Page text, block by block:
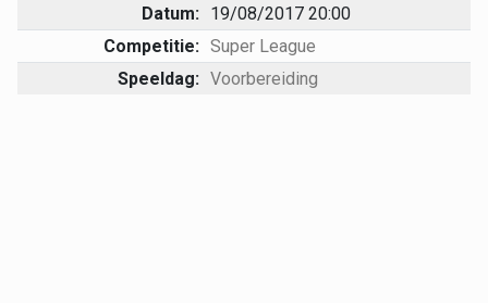
Datum: 19/08/2017 20:00
Competitie: Super League
Speeldag: Voorbereiding